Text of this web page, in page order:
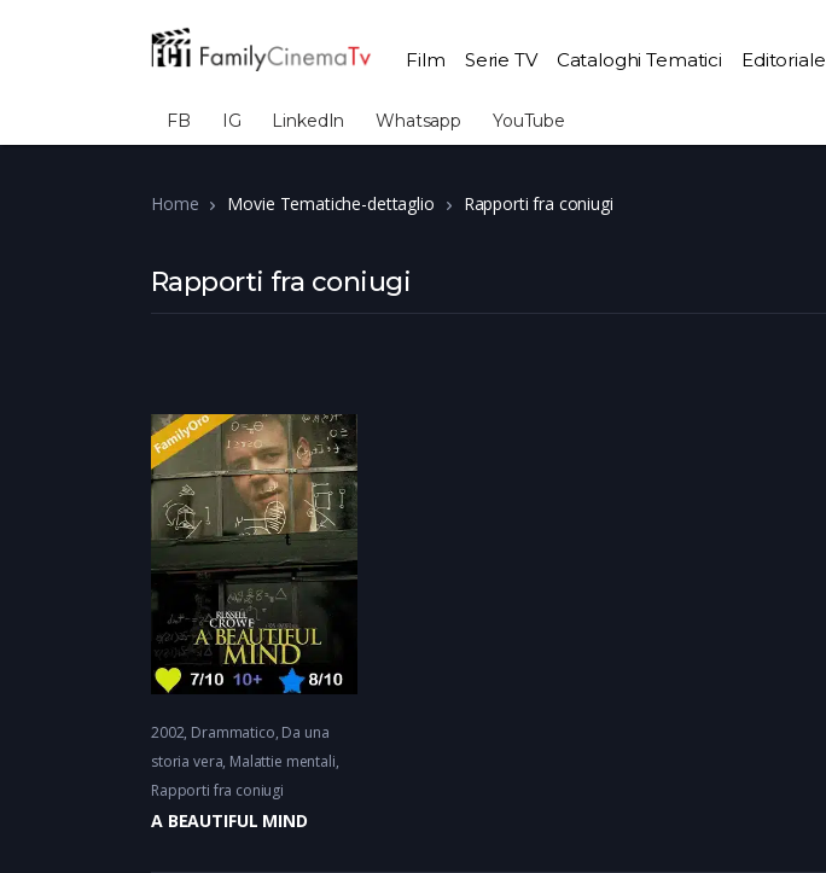
Film Serie TV Cataloghi Tematici Editoriale
FB IG LinkedIn Whatsapp YouTube
Home Movie Tematiche-dettaglio Rapporti fra coniugi
Rapporti fra coniugi
2002 Drammatico Da una
storia vera, Malattie mentali
Rapporti fra coniugi
A BEAUTIFUL MIND